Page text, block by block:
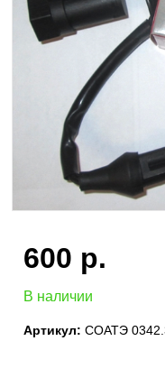
600 р.
В наличии
Артикул: СОАТЭ